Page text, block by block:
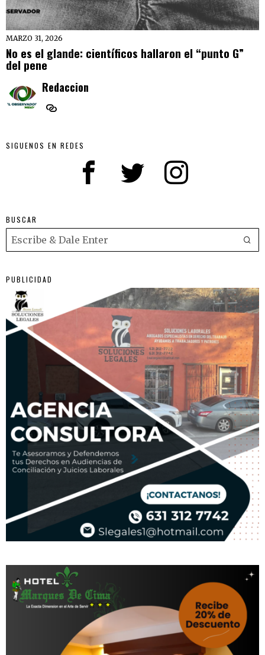
MARZO 31, 2026
No es el glande: científicos hallaron el “punto G”
del pene
Redaccion
SIGUENOS EN REDES
BUSCAR
PUBLICIDAD